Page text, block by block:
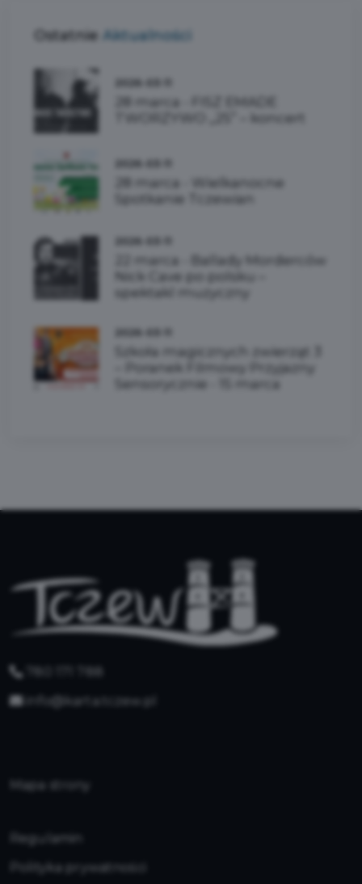
Ostatnie Aktualności
28 marca - FISZ EMADE
TWORZYWO „25” – koncert
28 marca - Wielkanocne
Spotkanie Tczewian
22 marca - Ballady Morderców
Nick Cave po polsku –
spektakl muzyczny
Szkoła magicznych zwierząt 3
– Poranek Filmowy Przyjazny
Sensorycznie - 15 marca
780 171 788
info@karta.tczew.pl
Mapa strony
Regulamin
Polityka prywatności